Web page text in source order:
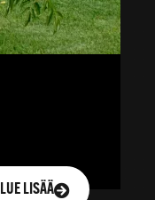
LUE LISÄÄ